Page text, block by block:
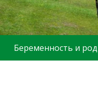
Беременность и